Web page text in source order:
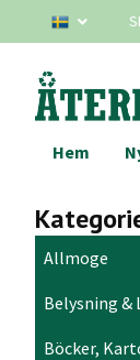
Hem
Allmoge
Belysning &
Böcker,